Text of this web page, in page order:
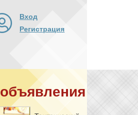
Вход
Регистрация
объявления